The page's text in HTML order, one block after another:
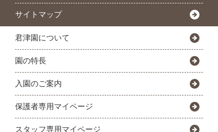
サイトマップ
君津園について
園の特長
入園のご案内
保護者専用マイページ
スタッフ専用マイページ